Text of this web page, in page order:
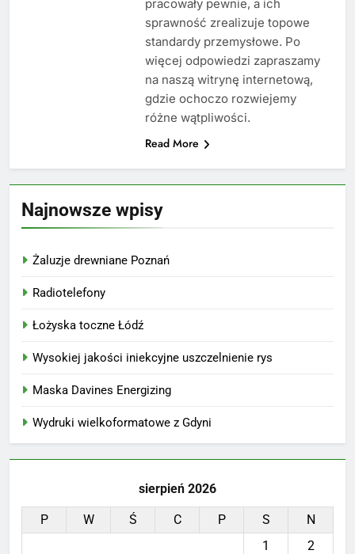
pracowały pewnie, a ich
sprawność zrealizuje topowe
standardy przemysłowe. Po
więcej odpowiedzi zapraszamy
na naszą witrynę internetową,
gdzie ochoczo rozwiejemy
różne wątpliwości.
Read More
Najnowsze wpisy
Żaluzje drewniane Poznań
Radiotelefony
Łożyska toczne Łódź
Wysokiej jakości iniekcyjne uszczelnienie rys
Maska Davines Energizing
Wydruki wielkoformatowe z Gdyni
sierpień 2026
P W Ś C P S
N
1
2